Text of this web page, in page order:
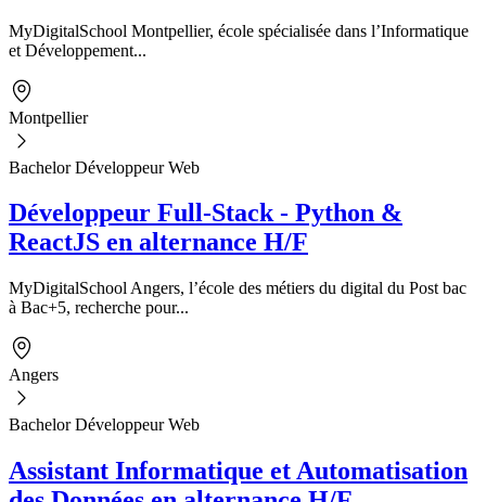
MyDigitalSchool Montpellier, école spécialisée dans l’Informatique
et Développement...
Montpellier
Bachelor Développeur Web
Développeur Full-Stack - Python &
ReactJS en alternance H/F
MyDigitalSchool Angers, l’école des métiers du digital du Post bac
à Bac+5, recherche pour...
Angers
Bachelor Développeur Web
Assistant Informatique et Automatisation